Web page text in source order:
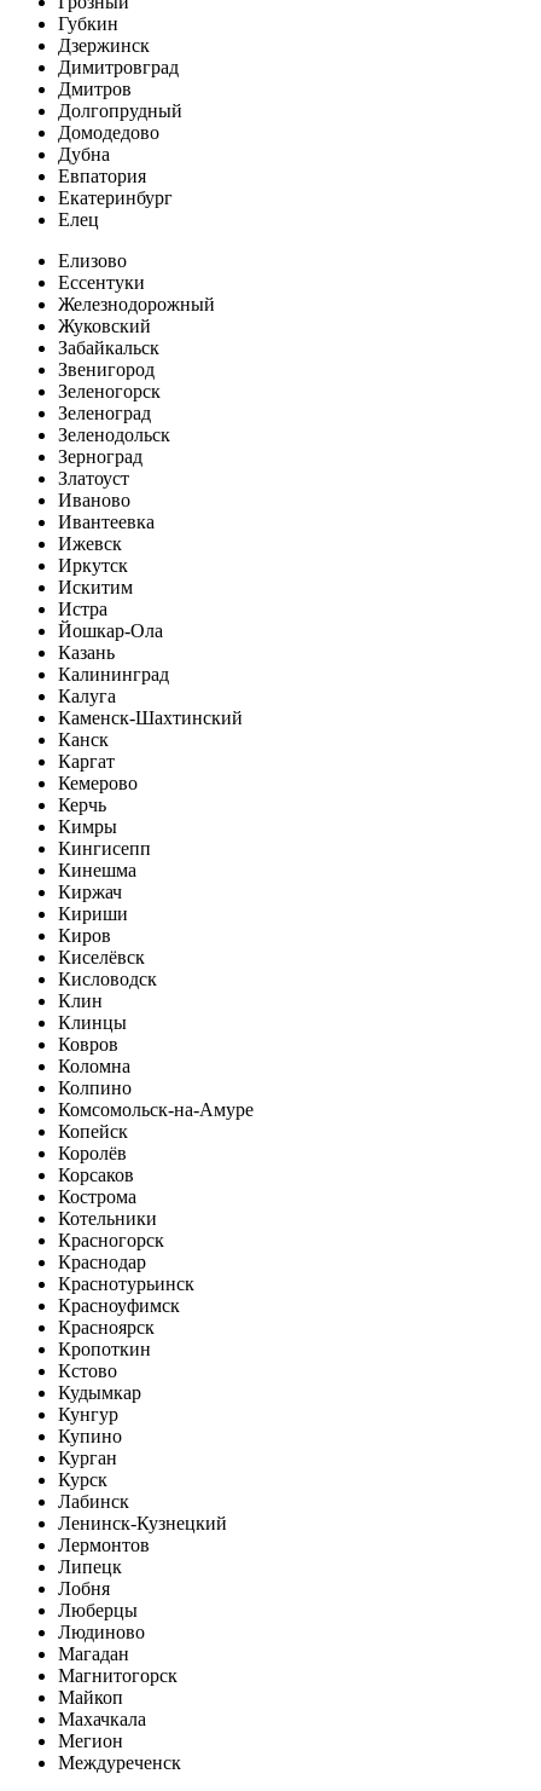
Губкин
Дзержинск
Димитровград
Дмитров
Долгопрудный
Домодедово
Дубна
Евпатория
Екатеринбург
Елец
Елизово
Ессентуки
Железнодорожный
Жуковский
Забайкальск
Звенигород
Зеленогорск
Зеленоград
Зеленодольск
Зерноград
Златоуст
Иваново
Ивантеевка
Ижевск
Иркутск
Искитим
Истра
Йошкар-Ола
Казань
Калининград
Калуга
Каменск-Шахтинский
Канск
Каргат
Кемерово
Керчь
Кимры
Кингисепп
Кинешма
Киржач
Кириши
Киров
Киселёвск
Кисловодск
Клин
Клинцы
Ковров
Коломна
Колпино
Комсомольск-на-Амуре
Копейск
Королёв
Корсаков
Кострома
Котельники
Красногорск
Краснодар
Краснотурьинск
Красноуфимск
Красноярск
Кропоткин
Кстово
Кудымкар
Кунгур
Купино
Курган
Курск
Лабинск
Ленинск-Кузнецкий
Лермонтов
Липецк
Лобня
Люберцы
Людиново
Магадан
Магнитогорск
Майкоп
Махачкала
Мегион
Междуреченск